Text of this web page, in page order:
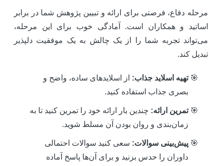
دفاع، فرصتی برای ارائه و تبیین پژوهش شما در برابر
و همکاران است. آمادگی خوب برای این مرحله،
تجربه شما را از یک چالش به یک موفقیت دلپذیر
کند.
تهیه اسلاید جذاب:از اسلایدهای ساده، واضح و
بصری جذاب استفاده کنید.
تمرین ارائه: چندین بار ارائه خود را تمرین کنید تا به
زمان‌بندی و روان بودن آن مسلط شوید.
پیش‌بینی سوالات: سعی کنید سوالات احتمالی
داوران را حدس بزنید و برای آن‌ها پاسخ آماده